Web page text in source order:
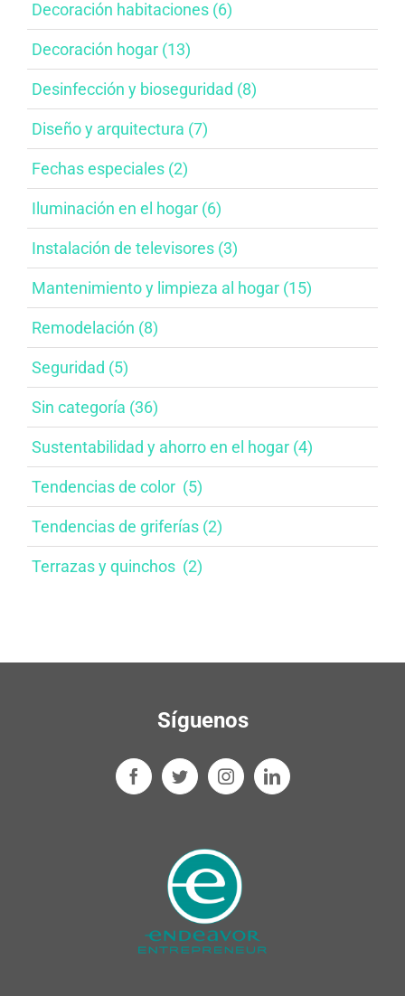
Decoración habitaciones​ (6)
Decoración hogar (13)
Desinfección y bioseguridad​ (8)
Diseño y arquitectura​ (7)
Fechas especiales​ (2)
Iluminación en el hogar​ (6)
Instalación de televisores​ (3)
Mantenimiento y limpieza al hogar​ (15)
Remodelación​ (8)
Seguridad (5)
Sin categoría (36)
Sustentabilidad y ahorro en el hogar​ (4)
Tendencias de color ​ (5)
Tendencias de griferías​ (2)
Terrazas y quinchos ​ (2)
Síguenos